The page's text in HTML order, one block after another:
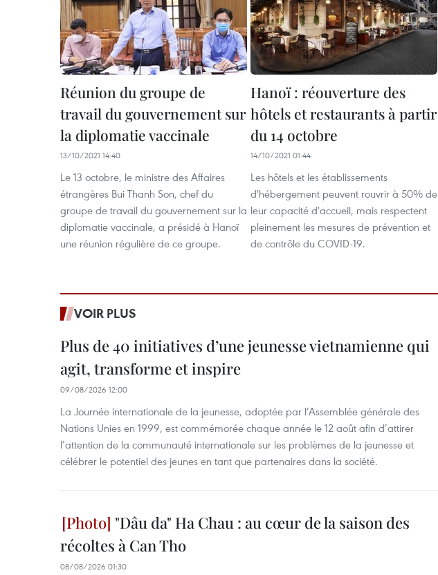
Réunion du groupe de
travail du gouvernement sur
la diplomatie vaccinale
13/10/2021 14:40
Le 13 octobre, le ministre des Affaires
étrangères Bui Thanh Son, chef du
groupe de travail du gouvernement sur la
diplomatie vaccinale, a présidé à Hanoï
une réunion régulière de ce groupe.
Hanoï : réouverture des
hôtels et restaurants à partir
du 14 octobre
14/10/2021 01:44
Les hôtels et les établissements
d'hébergement peuvent rouvrir à 50% de
leur capacité d'accueil, mais respectent
pleinement les mesures de prévention et
de contrôle du COVID-19.
VOIR PLUS
Plus de 40 initiatives d’une jeunesse vietnamienne qui
agit, transforme et inspire
09/08/2026 12:00
La Journée internationale de la jeunesse, adoptée par l’Assemblée générale des
Nations Unies en 1999, est commémorée chaque année le 12 août afin d’attirer
l’attention de la communauté internationale sur les problèmes de la jeunesse et
célébrer le potentiel des jeunes en tant que partenaires dans la société.
"Dâu da" Ha Chau : au cœur de la saison des
récoltes à Can Tho
08/08/2026 01:30